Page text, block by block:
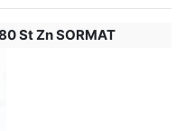
St Zn SORMAT